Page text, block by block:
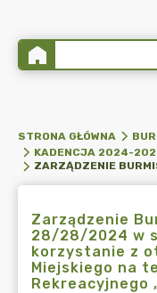
STRONA GŁÓWNA
KADENCJA 2024-
Zarządzenie
28/28/2024 w
korzystanie z
Miejskiego na
Rekreacyjnego